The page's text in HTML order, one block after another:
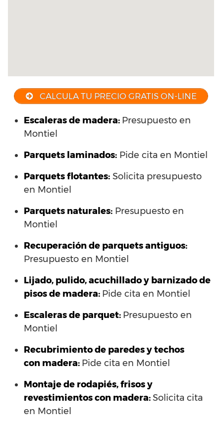
CALCULA TU PRECIO GRATIS ON-LINE
Escaleras de madera: Presupuesto en
Montiel
Parquets laminados: Pide cita en Montiel
Parquets flotantes: Solicita presupuesto
en Montiel
Parquets naturales: Presupuesto en
Montiel
Recuperación de parquets antiguos:
Presupuesto en Montiel
Lijado, pulido, acuchillado y barnizado de
pisos de madera: Pide cita en Montiel
Escaleras de parquet: Presupuesto en
Montiel
Recubrimiento de paredes y techos
con madera: Pide cita en Montiel
Montaje de rodapiés, frisos y
revestimientos con madera:Solicita cita
en Montiel